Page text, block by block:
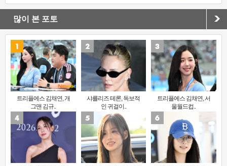
많이 본 포토
트리플에스 김채연, 개
그맨 김규..
샤를리즈 테론, 독보적
인 귀걸이..
트리플에스 김채연, 서
울월드컵..